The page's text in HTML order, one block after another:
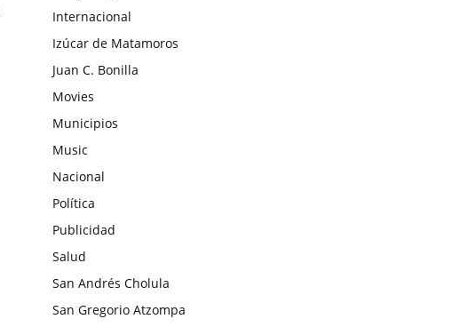
Internacional
Izúcar de Matamoros
Juan C. Bonilla
Movies
Municipios
Music
Nacional
Política
Publicidad
Salud
San Andrés Cholula
San Gregorio Atzompa